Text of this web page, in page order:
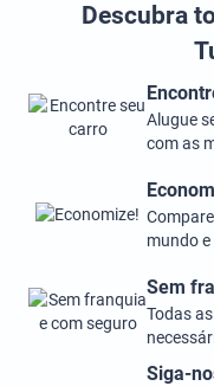
Descubra
Alugue
com as
mundo
Sem
Todas
Siga-